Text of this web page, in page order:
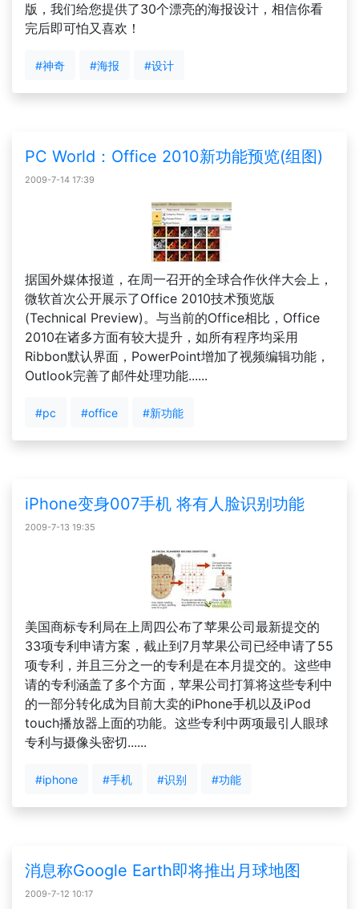
版，我们给您提供了30个漂亮的海报设计，相信你看
完后即可怕又喜欢！
#神奇 #海报 #设计
PC World：Office 2010新功能预览(组图)
2009-7-14 17:39
据国外媒体报道，在周一召开的全球合作伙伴大会上，
微软首次公开展示了Office 2010技术预览版
(Technical Preview)。与当前的Office相比，Office
2010在诸多方面有较大提升，如所有程序均采用
Ribbon默认界面，PowerPoint增加了视频编辑功能，
Outlook完善了邮件处理功能......
#pc #office #新功能
iPhone变身007手机 将有人脸识别功能
2009-7-13 19:35
美国商标专利局在上周四公布了苹果公司最新提交的
33项专利申请方案，截止到7月苹果公司已经申请了55
项专利，并且三分之一的专利是在本月提交的。这些申
请的专利涵盖了多个方面，苹果公司打算将这些专利中
的一部分转化成为目前大卖的iPhone手机以及iPod
touch播放器上面的功能。这些专利中两项最引人眼球
专利与摄像头密切......
#iphone #手机 #识别 #功能
消息称Google Earth即将推出月球地图
2009-7-12 10:17